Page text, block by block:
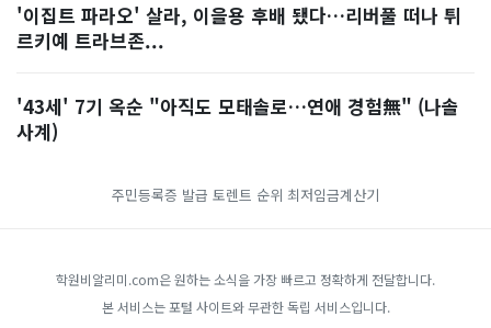
'이집트 파라오' 살라, 이을용 후배 됐다…리버풀 떠나 튀
르키예 트라브존...
'43세' 7기 옥순 "아직도 모태솔로…연애 경험無" (나솔
사계)
주민등록증 발급 토렌트 순위 최저임금계산기
학원비알리미.com은 원하는 소식을 가장 빠르고 정확하게 전달합니다.
본 서비스는 포털 사이트와 무관한 독립 서비스입니다.